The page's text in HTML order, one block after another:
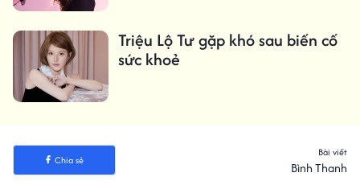
Triệu Lộ Tư gặp khó sau biến cố
sức khoẻ
Chia sẻ
Bài viết
Bình Thanh